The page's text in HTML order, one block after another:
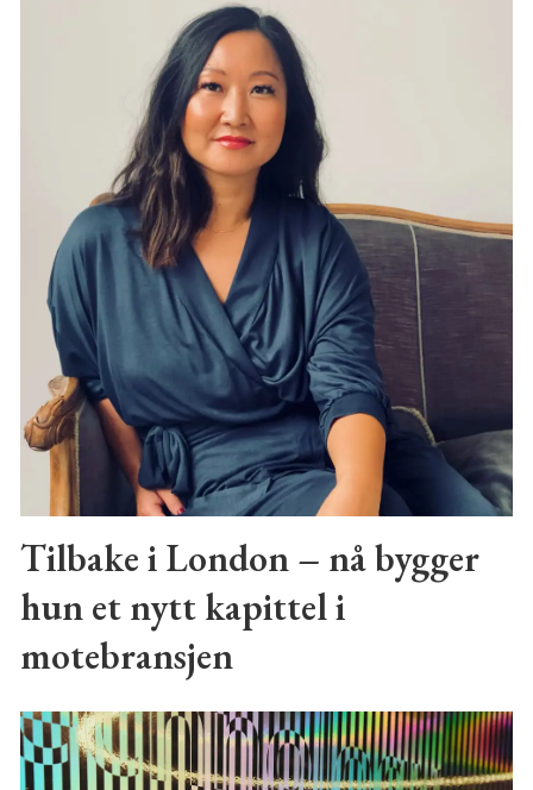
Tilbake i London – nå bygger
hun et nytt kapittel i
motebransjen